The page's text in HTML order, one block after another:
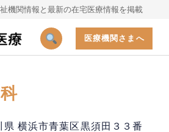
機関情報と最新の在宅医療情報を掲載
医療機関さまへ
横浜市青葉区黒須田３３番